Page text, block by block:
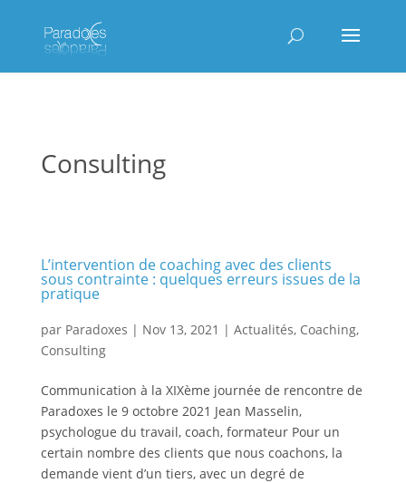
Consulting
L’intervention de coaching avec des clients
sous contrainte : quelques erreurs issues de la
pratique
par Paradoxes | Nov 13, 2021 | Actualités, Coaching,
Consulting
Communication à la XIXème journée de rencontre de
Paradoxes le 9 octobre 2021 Jean Masselin,
psychologue du travail, coach, formateur Pour un
certain nombre des clients que nous coachons, la
demande vient d’un tiers, avec un degré de